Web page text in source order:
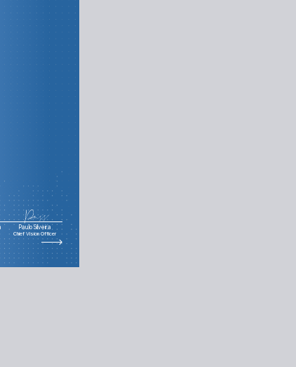
Paulo Silveira
Chief Vision Officer
pacote